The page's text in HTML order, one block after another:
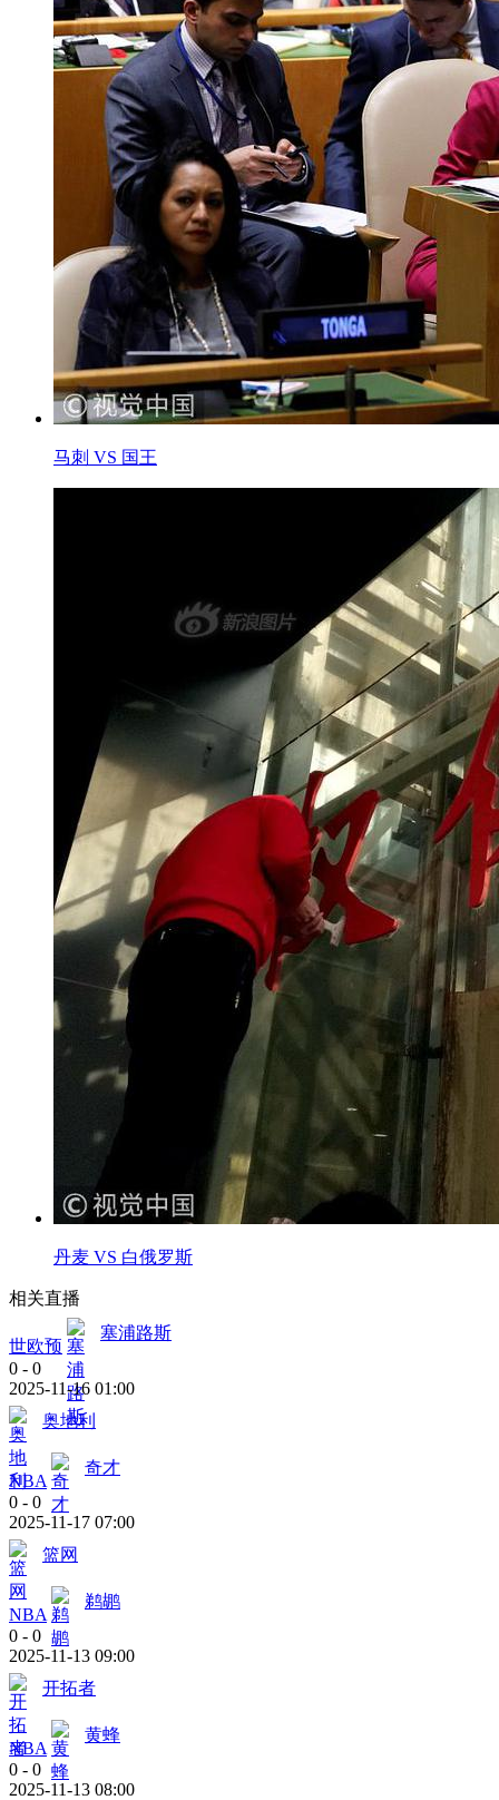
马刺 VS 国王
丹麦 VS 白俄罗斯
相关直播
世欧预
塞浦路斯
0 - 0
2025-11-16 01:00
奥地利
NBA
奇才
0 - 0
2025-11-17 07:00
篮网
NBA
鹈鹕
0 - 0
2025-11-13 09:00
开拓者
NBA
黄蜂
0 - 0
2025-11-13 08:00